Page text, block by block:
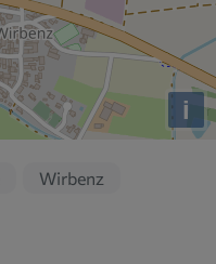
i
Wirbenz